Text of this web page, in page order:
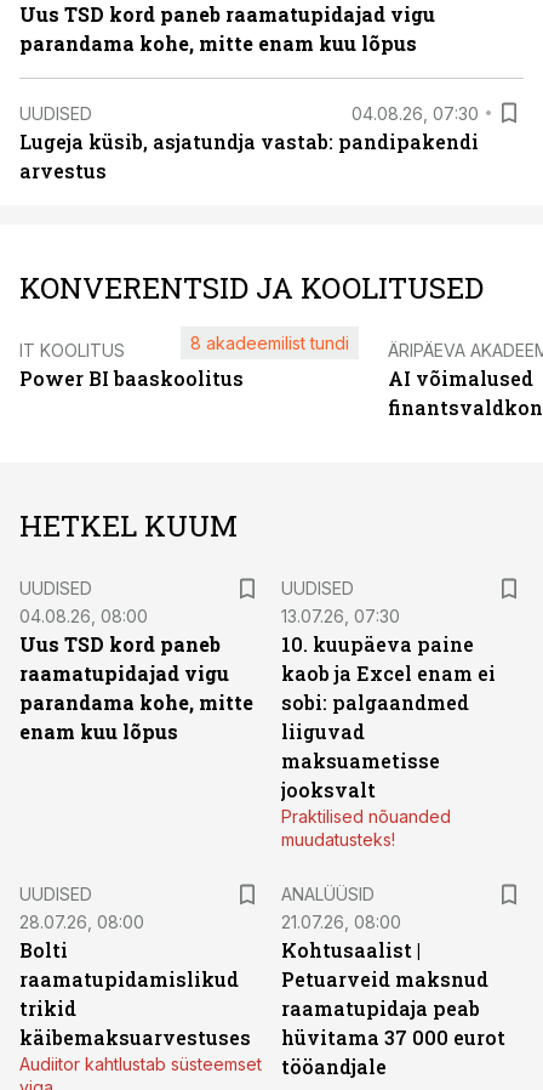
Uus TSD kord paneb raamatupidajad vigu
parandama kohe, mitte enam kuu lõpus
UUDISED 04.08.26, 07:30
Lugeja küsib, asjatundja vastab: pandipakendi
arvestus
KONVERENTSID JA KOOLITUSED
IT KOOLITUS
Power BI baaskoolitus
8 akadeemilist tundi ÄRIPÄEVA
AI võimalused
HETKEL KUUM
UUDISED
04.08.26, 08:00
Uus TSD kord paneb
raamatupidajad vigu
parandama kohe, mitte
enam kuu lõpus
UUDISED
13.07.26, 07:30
10. kuupäeva paine
kaob ja Excel enam ei
sobi: palgaandmed
liiguvad
maksuametisse
jooksvalt
Praktilised nõuanded
muudatusteks!
UUDISED
28.07.26, 08:00
Bolti
raamatupidamislikud
trikid
käibemaksuarvestuses
Audiitor kahtlustab süsteemset
ANALÜÜSID
21.07.26, 08:00
Kohtusaalist |
Petuarveid maksnud
raamatupidaja peab
hüvitama 37 000 eurot
tööandjale